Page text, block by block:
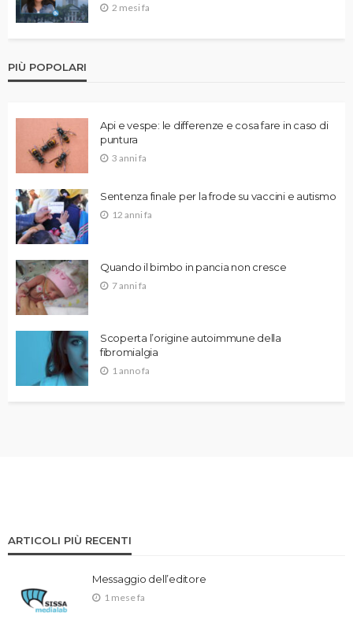
2 mesi fa
PIÙ POPOLARI
Api e vespe: le differenze e cosa fare in caso di
puntura
3 anni fa
Sentenza finale per la frode su vaccini e autismo
12 anni fa
Quando il bimbo in pancia non cresce
7 anni fa
Scoperta l’origine autoimmune della
fibromialgia
1 anno fa
ARTICOLI PIÙ RECENTI
Messaggio dell’editore
1 mese fa